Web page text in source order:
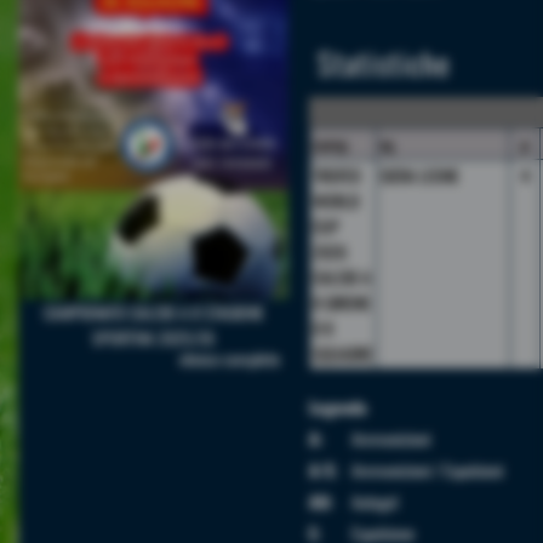
CAMPIONATO CALCIO A 8 STAGIONE
SPORTIVA 2025/26
elenco completo
Statistiche
camp. sq.
TROFEO
WORLD
CUP
2026
CALCIO A
8 GIRONE
D 8
SQUADRE
SIERA LEONE
Legenda
A:
Ammonizioni
A/E:
Ammonizioni / Espulsioni
AU:
Autogol
E:
Espulsione